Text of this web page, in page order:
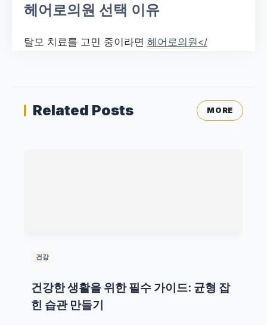
헤어로의원 선택 이유
탈모 치료를 고민 중이라면 헤어로의원</
Related Posts MORE
건강
건강한 생활을 위한 필수 가이드: 균형 잡
힌 습관 만들기